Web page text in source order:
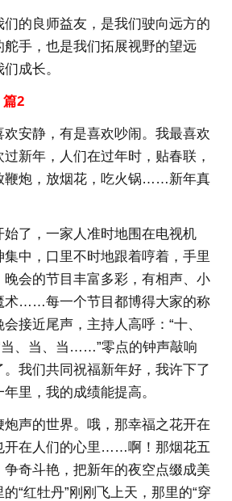
们的良师益友，是我们驶向远方的
手，也是我们拓展视野的望远
成长。
篇2
欢安静，有是喜欢吵闹。我最喜欢
新年，人们在过年时，贴春联，
鞭炮，放烟花，吃火锅……新年真
始了，一家人准时地围在电视机
中，口里不时地跟着哼着，手里
会的节目丰富多彩，有相声、小
术……每一个节目都博得大家的称
接近尾声，主持人高呼：“十、
、当、当……”零点的钟声敲响
我们共同祝福新年好，我许下了
里，我的成绩能提高。
炮声的世界。哦，那幸福之花开在
开在人们的心里……啊！那烟花五
奇斗艳，把新年的夜空点缀成美
“红牡丹”刚刚飞上天，那里的“穿